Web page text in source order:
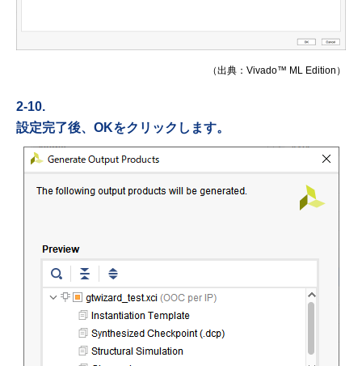
（出典：Vivado™ ML Edition）
2-10.
設定完了後、OKをクリックします。